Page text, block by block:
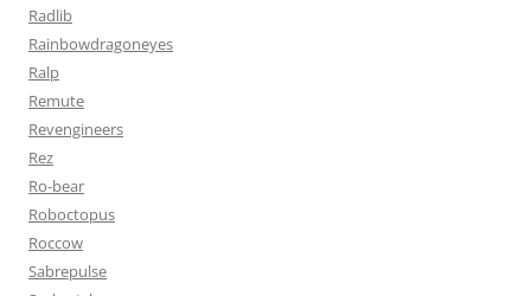
Radlib
Rainbowdragoneyes
Ralp
Remute
Revengineers
Rez
Ro-bear
Roboctopus
Roccow
Sabrepulse